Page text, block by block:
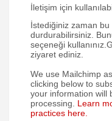
İletişim için
İstediğiniz zaman bu
durdurabilirsiniz.
seçeneği
ziyaret ediniz.
We use Mailchimp
clicking below to
your information will
processing. Learn
practices here.